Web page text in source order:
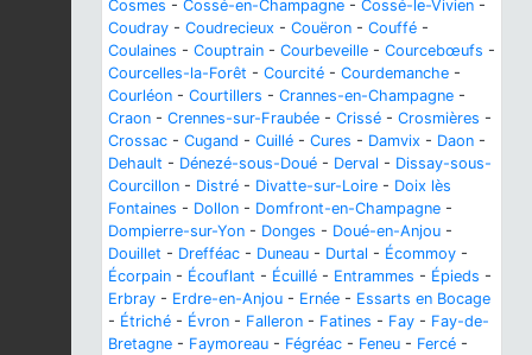
Cosmes - Cossé-en-Champagne - Cossé-le-Vivien -
Coudray - Coudrecieux - Couëron - Couffé -
Coulaines - Couptrain - Courbeveille - Courcebœufs -
Courcelles-la-Forêt - Courcité - Courdemanche -
Courléon - Courtillers - Crannes-en-Champagne -
Craon - Crennes-sur-Fraubée - Crissé - Crosmières -
Crossac - Cugand - Cuillé - Cures - Damvix - Daon -
Dehault - Dénezé-sous-Doué - Derval - Dissay-sous-
Courcillon - Distré - Divatte-sur-Loire - Doix lès
Fontaines - Dollon - Domfront-en-Champagne -
Dompierre-sur-Yon - Donges - Doué-en-Anjou -
Douillet - Drefféac - Duneau - Durtal - Écommoy -
Écorpain - Écouflant - Écuillé - Entrammes - Épieds -
Erbray - Erdre-en-Anjou - Ernée - Essarts en Bocage
- Étriché - Évron - Falleron - Fatines - Fay - Fay-de-
Bretagne - Faymoreau - Fégréac - Feneu - Fercé -